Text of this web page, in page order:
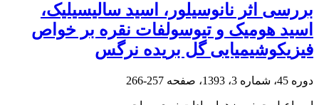
بررسی اثر نانوسیلور، اسید سالیسیلیک،
اسید هومیک و تیوسولفات نقره بر خواص
فیزیکوشیمیایی گل بریده نرگس‌
دوره 45، شماره 3، 1393، صفحه 257-266